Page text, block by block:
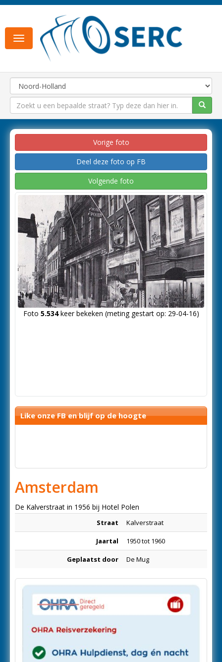
Toggle
navigation
Vorige foto
Deel deze foto op FB
Volgende foto
Foto 5.534keer bekeken (meting gestart op: 29-04-16)
Like onze FB en blijf op de hoogte
Amsterdam
De Kalverstraat in 1956 bij Hotel Polen
Straat Kalverstraat
Jaartal 1950 tot 1960
Geplaatst door De Mug